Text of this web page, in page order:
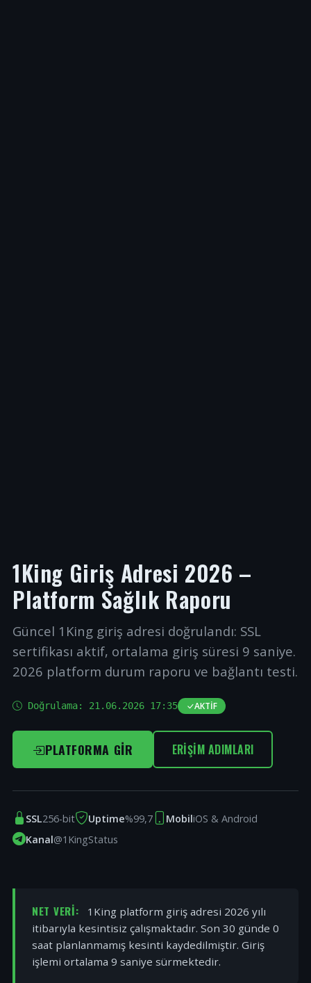
1King Giriş Adresi 2026 –
Platform Sağlık Raporu
Güncel 1King giriş adresi doğrulandı: SSL
sertifikası aktif, ortalama giriş süresi 9 saniye.
2026 platform durum raporu ve bağlantı testi.
Doğrulama: 21.06.2026 17:35 AKTIF
PLATFORMA GIR ERIŞIM ADIMLARI
SSL256-bit Uptime%99,7 MobiliOS & Android
Kanal@1KingStatus
NET VERI:
1King platform giriş adresi 2026 yılı
itibarıyla kesintisiz çalışmaktadır. Son 30 günde 0
saat planlanmamış kesinti kaydedilmiştir. Giriş
işlemi ortalama 9 saniye sürmektedir.